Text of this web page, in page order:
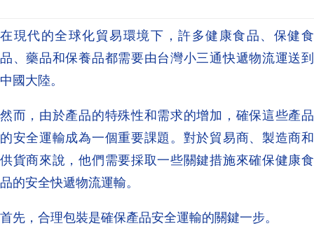
在現代的全球化貿易環境下，許多健康食品、保健食
品、藥品和保養品都需要由台灣小三通快遞物流運送到
中國大陸。
然而，由於產品的特殊性和需求的增加，確保這些產品
的安全運輸成為一個重要課題。對於貿易商、製造商和
供貨商來說，他們需要採取一些關鍵措施來確保健康食
品的安全快遞物流運輸。
首先，合理包裝是確保產品安全運輸的關鍵一步。